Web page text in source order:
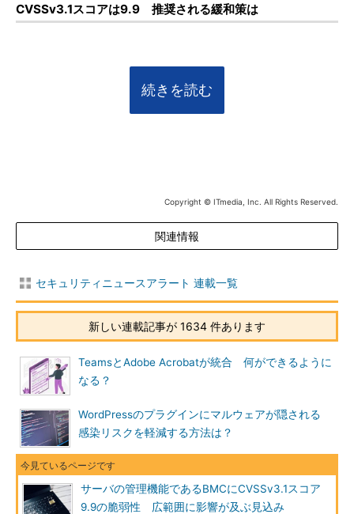
CVSSv3.1スコアは9.9 推奨される緩和策は
続きを読む
Copyright © ITmedia, Inc. All Rights Reserved.
関連情報
セキュリティニュースアラート 連載一覧
新しい連載記事が 1634 件あります
TeamsとAdobe Acrobatが統合 何ができるように
なる？
WordPressのプラグインにマルウェアが隠される
感染リスクを軽減する方法は？
サーバの管理機能であるBMCにCVSSv3.1スコア
9.9の脆弱性 広範囲に影響が及ぶ見込み